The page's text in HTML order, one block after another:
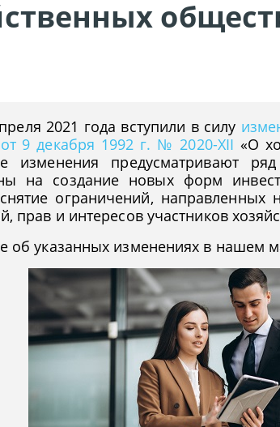
2021 года вступили в силу
9 декабря 1992 г. № 2020-XII «О
изменения предусматривают
на создание новых форм
ограничений, направленных
прав и интересов участников
об указанных изменениях в нашем